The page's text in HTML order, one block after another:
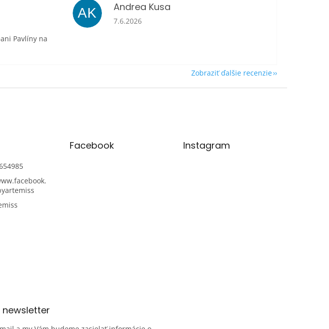
Pavlíny na
AK Andrea Kusa
Hodnotenie obchodu je 5 z 5 hviezdičiek.
7.6.2026
Zobraziť ďalšie recenzie
Facebook Instagram